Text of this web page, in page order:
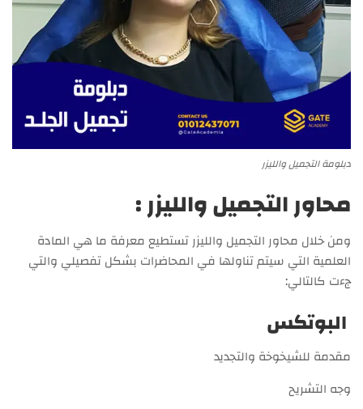
دبلومة التجميل والليزر
محاور التجميل والليزر :
ومن خلال محاور التجميل والليزر تستطيع معرفة ما هي المادة
العلمية التي سيتم تناولها في المحاضرات بشكل تفصيلي والتي
جءت كالتالي:
البوتكس
مقدمة للشيخوخة والتجديد
وجه التشريح